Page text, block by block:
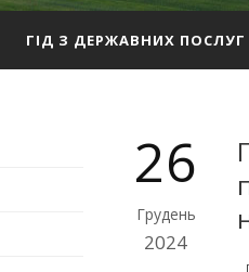
ГІД З ДЕРЖАВНИХ ПОСЛУГ
26
Грудень
2024